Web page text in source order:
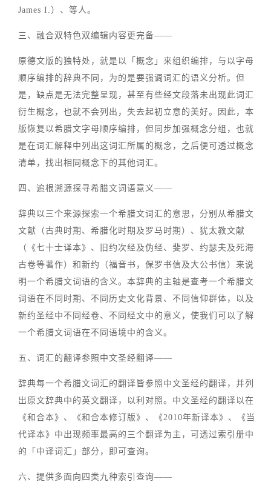
James I.）、等人。
三、融合双特色双编辑内容更完备——
原德文版的独特处，就是以「概念」来组织编排，与以字母
顺序编排的辞典不同，为的是要强调词汇的语义分析。但
是，缺点是无法完整呈现，甚至有些经文段落未出现此词汇
衍生概念，也就不会列出，失去起初立意的美好。因此，本
版恢复以希腊文字母顺序编排，但同步加强概念分组，也就
是在词汇解释中列出这词汇所属的概念，之后便可透过概念
清单，找出相同概念下的其他词汇。
四、追根溯源探寻希腊文词语意义——
辞典以三个来源探索一个希腊文词汇的意思，分别从希腊文
文献（古典时期、希腊化时期及罗马时期）、犹太教文献
（《七十士译本》、旧约次经及伪经、斐罗、约瑟夫及死海
古卷等著作）和新约（福音书，保罗书信及大公书信）来说
明一个希腊文词语的含义。本辞典的主轴是查考一个希腊文
词语在不同时期、不同历史文化背景、不同信仰群体，以及
新约圣经中不同经卷、不同经文中的意义，使我们可以了解
一个希腊文词语在不同语境中的含义。
五、词汇的翻译参照中文圣经翻译——
辞典每一个希腊文词汇的翻译皆参照中文圣经的翻译，并列
出原文辞典中的英文翻译，以利对照。中文圣经的翻译以在
《和合本》、《和合本修订版》、《2010年新译本》、《当
代译本》中出现频率最高的三个翻译为主，可透过索引册中
的「中译词汇」部分，即可查询。
六、提供多面向四类九种索引查询——